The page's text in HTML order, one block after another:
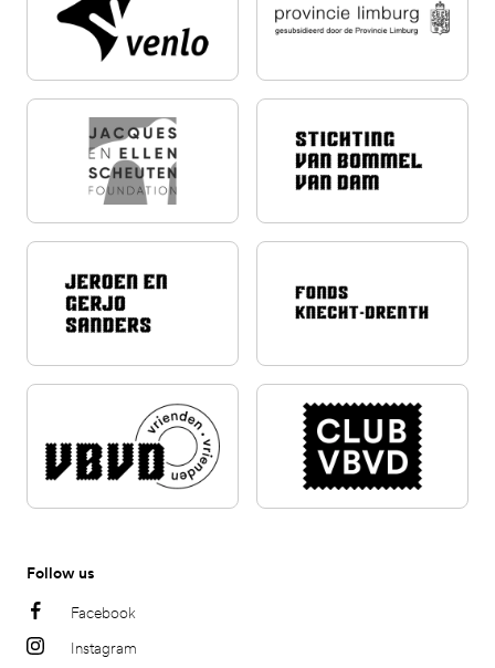
Follow us
Facebook
Instagram